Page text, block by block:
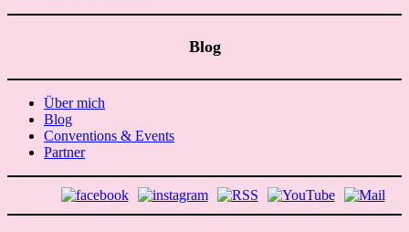
Blog
Über mich
Blog
Conventions & Events
Partner